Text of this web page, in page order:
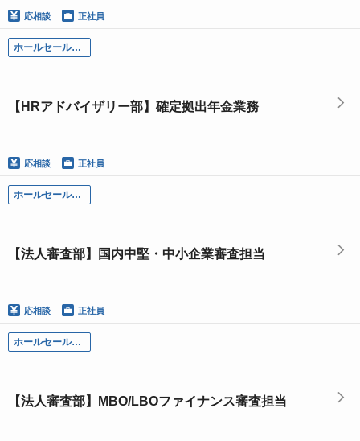
応相談 正社員
ホールセール部門
【HRアドバイザリー部】確定拠出年金業務
応相談 正社員
ホールセール部門
【法人審査部】国内中堅・中小企業審査担当
応相談 正社員
ホールセール部門
【法人審査部】MBO/LBOファイナンス審査担当